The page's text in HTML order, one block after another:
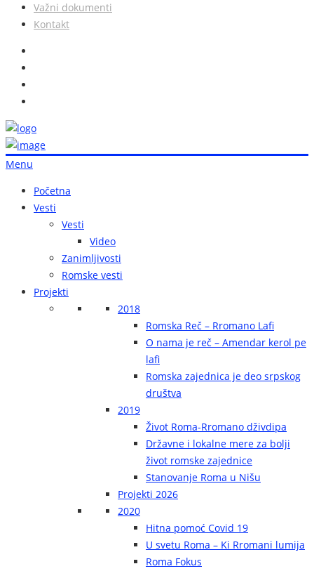
Važni dokumenti
Kontakt
Menu
Početna
Vesti
Vesti
Video
Zanimljivosti
Romske vesti
Projekti
2018
Romska Reč – Rromano Lafi
O nama je reč – Amendar kerol pe
lafi
Romska zajednica je deo srpskog
društva
2019
Život Roma-Rromano dživdipa
Državne i lokalne mere za bolji
život romske zajednice
Stanovanje Roma u Nišu
Projekti 2026
2020
Hitna pomoć Covid 19
U svetu Roma – Ki Rromani lumija
Roma Fokus